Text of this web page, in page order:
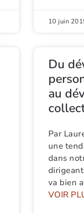
10 juin
Du
au
Par
une
dans
va bien
VOIR